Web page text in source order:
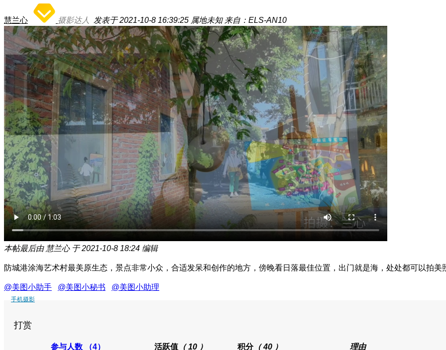
慧兰心 摄影达人 发表于 2021-10-8 16:39:25 属地未知 来自：ELS-AN10
本帖最后由 慧兰心 于 2021-10-8 18:24 编辑
防城港涂海艺术村最美原生态，景点非常小众，合适发呆和创作的地方，傍晚看日落最佳位置，出门就是海，处处都可以拍美
@美图小助手 @美图小秘书 @美图小助理
手机摄影
打赏
参与人数 （4） 活跃值（ 10 ） 积分（ 40 ） 理由